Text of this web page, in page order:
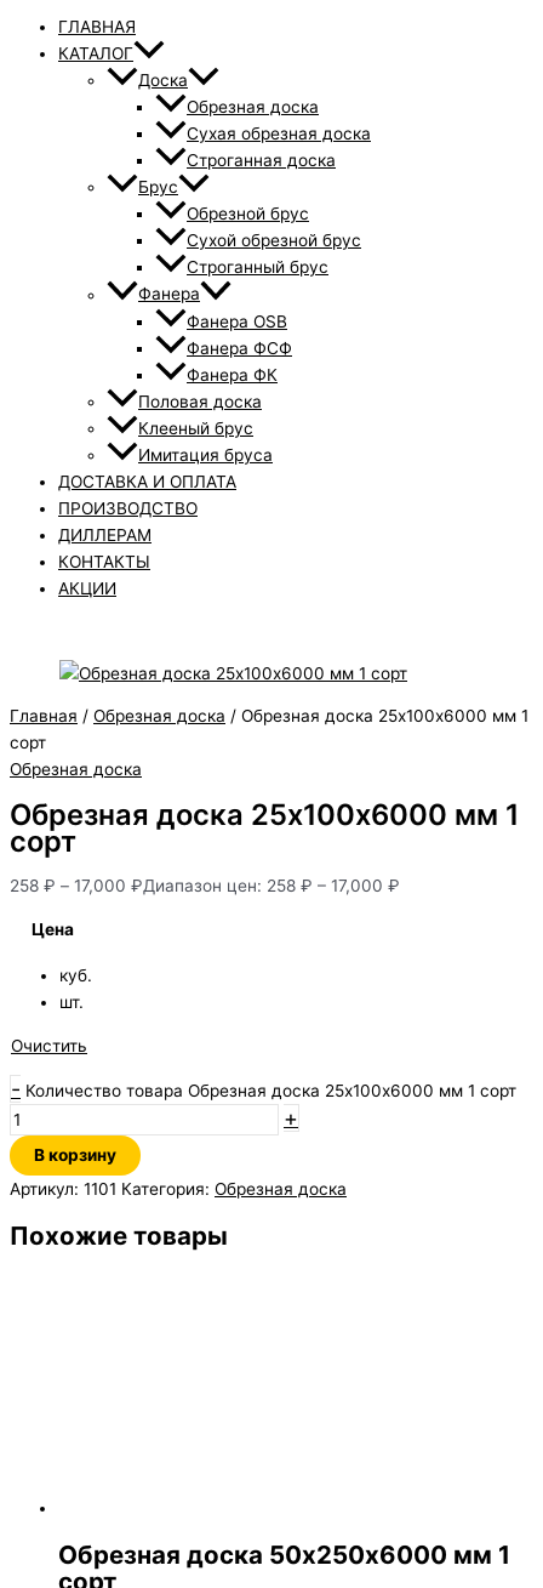
ГЛАВНАЯ
КАТАЛОГ
Доска
Обрезная доска
Сухая обрезная доска
Строганная доска
Брус
Обрезной брус
Сухой обрезной брус
Строганный брус
Фанера
Фанера OSB
Фанера ФСФ
Фанера ФК
Половая доска
Клееный брус
Имитация бруса
ДОСТАВКА И ОПЛАТА
ПРОИЗВОДСТВО
ДИЛЛЕРАМ
КОНТАКТЫ
АКЦИИ
Главная / Обрезная доска / Обрезная доска 25х100х6000 мм 1
сорт
Обрезная доска
Обрезная доска 25х100х6000 мм 1
сорт
258 ₽ – 17,000 ₽Диапазон цен: 258 ₽ – 17,000 ₽
Цена
куб.
шт.
Очистить
- Количество товара Обрезная доска 25х100х6000 мм 1 сорт
+
В корзину
Артикул: 1101 Категория: Обрезная доска
Похожие товары
Обрезная доска 50х250х6000 мм 1
сорт